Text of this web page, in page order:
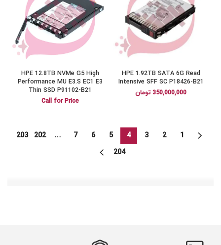
HPE 1.92TB SATA 6G Read
Intensive SFF SC P18426-B21
350,000,000 تومان
HPE 12.8TB NVMe G5 High
Performance MU E3.S EC1 E3
Thin SSD P91102-B21
Call for Price
1
2
3
4
5
6
7
…
202
203
204